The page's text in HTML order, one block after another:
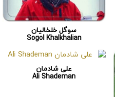
سوگل خلخالیان
Sogol Khalkhalian
علی شادمان
Ali Shademan